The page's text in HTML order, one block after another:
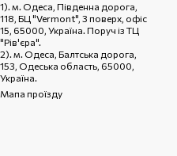
1). м. Одеса, Південна дорога,
118, БЦ "Vermont", 3 поверх, офіс
15, 65000, Україна. Поруч із ТЦ
"Рів'єра".
2). м. Одеса, Балтська дорога,
153, Одеська область, 65000,
Україна.
Мапа проїзду